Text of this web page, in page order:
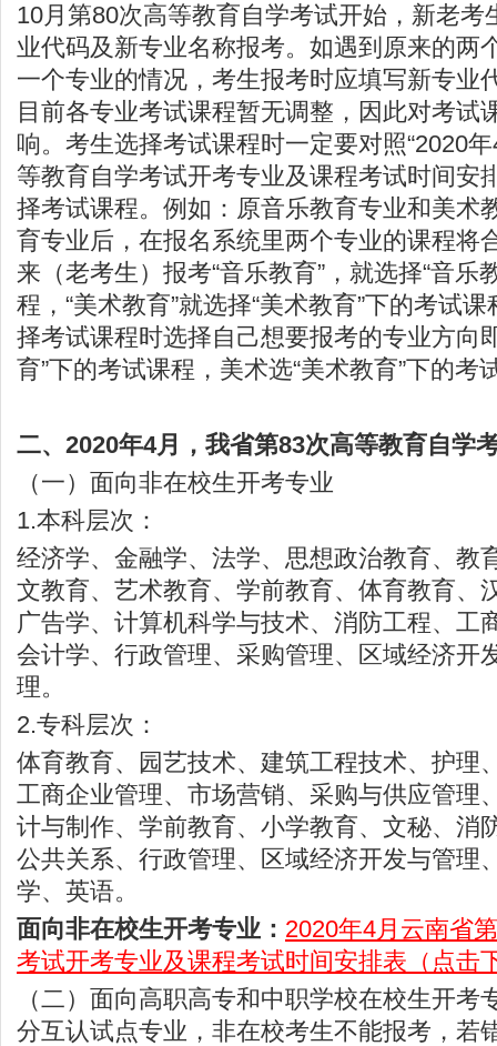
10月第80次高等教育自学考试开始，新老考
业代码及新专业名称报考。如遇到原来的两
一个专业的情况，考生报考时应填写新专业
目前各专业考试课程暂无调整，因此对考试
响。考生选择考试课程时一定要对照“2020
等教育自学考试开考专业及课程考试时间安
择考试课程。例如：原音乐教育专业和美术
育专业后，在报名系统里两个专业的课程将
来（老考生）报考“音乐教育”，就选择“音乐
程，“美术教育”就选择“美术教育”下的考试
择考试课程时选择自己想要报考的专业方向
育”下的考试课程，美术选“美术教育”下的考
二、2020年4月，我省第83次高等教育自学
（一）面向非在校生开考专业
1.本科层次：
经济学、金融学、法学、思想政治教育、教
文教育、艺术教育、学前教育、体育教育、
广告学、计算机科学与技术、消防工程、工
会计学、行政管理、采购管理、区域经济开
理。
2.专科层次：
体育教育、园艺技术、建筑工程技术、护理
工商企业管理、市场营销、采购与供应管理
计与制作、学前教育、小学教育、文秘、消
公共关系、行政管理、区域经济开发与管理
学、英语。
面向非在校生开考专业： 2020年4月云南省
考试开考专业及课程考试时间安排表（点击
（二）面向高职高专和中职学校在校生开考
分互认试点专业，非在校考生不能报考，若